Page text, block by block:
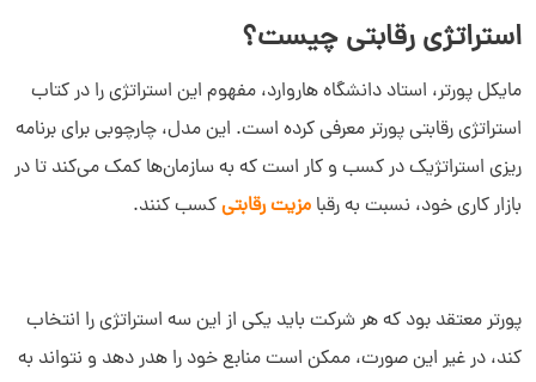
استراتژی‌ رقابتی چیست؟
مایکل پورتر، استاد دانشگاه هاروارد، مفهوم این استراتژی را در کتاب
استراتژی رقابتی پورتر معرفی کرده است. این مدل، چارچوبی برای برنامه‌
ریزی استراتژیک در کسب و کار است که به سازمان‌ها کمک می‌کند تا در
بازار کاری خود، نسبت به رقبا مزیت رقابتیکسب کنند.
پورتر معتقد بود که هر شرکت باید یکی از این سه استراتژی را انتخاب
کند، در غیر این صورت، ممکن است منابع خود را هدر دهد و نتواند به